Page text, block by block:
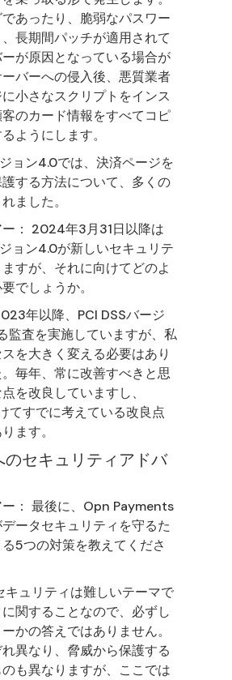
あったり、脆弱なパスワー
、長期間パッチが適用されて
が原因となっている場合が
バーへの侵入後、悪質業者
小さなスクリプトをインス
客のカード情報をすべてコピ
ようにします。
ョン4.0では、決済ページを
する方法について、多くの
ました。
： 2024年3月31日以降は
ョン4.0が新しいセキュリテ
すが、それに向けてどのよ
でしょうか。
年以降、PCI DSSバージ
監査を実施していますが、私
を大きく変える必要はあり
毎年、常に改善すべきと思
を改良していますし、
てすでに考えている改良点
ます。
のセキュリティアドバ
： 最後に、Opn Payments
ータセキュリティを守るた
5つの対策を教えてくださ
キュリティは難しいテーマで
関することなので、必ずし
かの答えではありません。
異なり、脅威から保護する
も異なりますが、ここでは